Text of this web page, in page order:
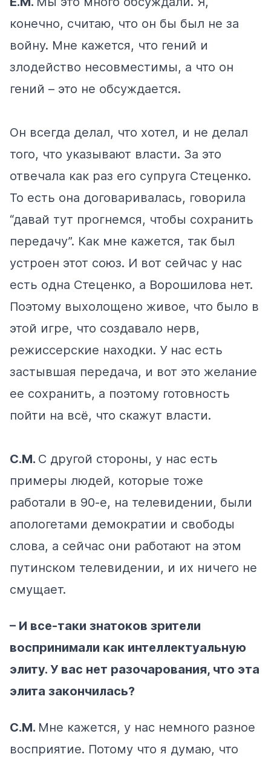
конечно, считаю, что он бы был не за
войну. Мне кажется, что гений и
злодейство несовместимы, а что он
гений – это не обсуждается.
Он всегда делал, что хотел, и не делал
того, что указывают власти. За это
отвечала как раз его супруга Стеценко.
То есть она договаривалась, говорила
“давай тут прогнемся, чтобы сохранить
передачу”. Как мне кажется, так был
устроен этот союз. И вот сейчас у нас
есть одна Стеценко, а Ворошилова нет.
Поэтому выхолощено живое, что было в
этой игре, что создавало нерв,
режиссерские находки. У нас есть
застывшая передача, и вот это желание
ее сохранить, а поэтому готовность
пойти на всё, что скажут власти.
С.М. С другой стороны, у нас есть
примеры людей, которые тоже
работали в 90-е, на телевидении, были
апологетами демократии и свободы
слова, а сейчас они работают на этом
путинском телевидении, и их ничего не
смущает.
– И все-таки знатоков зрители
воспринимали как интеллектуальную
элиту. У вас нет разочарования, что эта
элита закончилась?
С.М. Мне кажется, у нас немного разное
восприятие. Потому что я думаю, что